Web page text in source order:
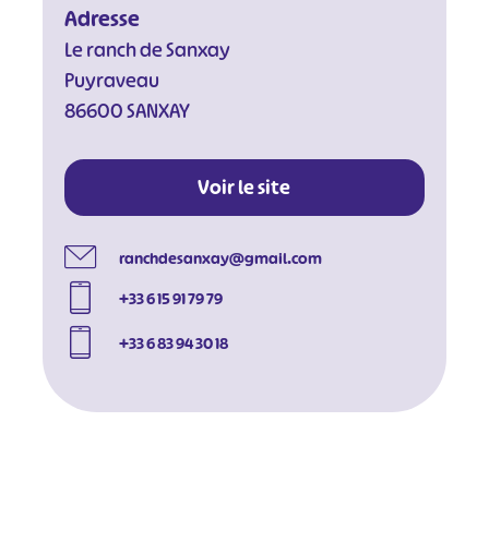
Adresse
Le ranch de Sanxay
Puyraveau
86600 SANXAY
Voir le site
ranchdesanxay@gmail.com
+33 6 15 91 79 79
+33 6 83 94 30 18